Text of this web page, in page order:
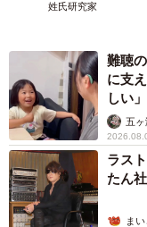
姓氏研究家
難聴
に支
しい
五ヶ
ラス
たん
ま